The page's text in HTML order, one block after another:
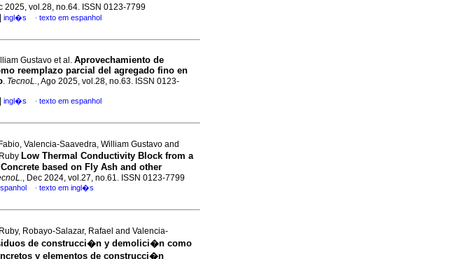
2025, vol.28, no.64. ISSN 0123-7799
ingl�s · texto em espanhol
Gustavo et al. Aprovechamiento de
reemplazo parcial del agregado fino en
. TecnoL., Ago 2025, vol.28, no.63. ISSN 0123-
ingl�s · texto em espanhol
Valencia-Saavedra, William Gustavo and
Low Thermal Conductivity Block from a
based on Fly Ash and other
, Dec 2024, vol.27, no.61. ISSN 0123-7799
· texto em ingl�s
Robayo-Salazar, Rafael and Valencia-
de construcci�n y demolici�n como
y elementos de construcci�n